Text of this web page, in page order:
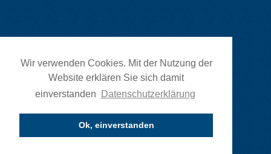
Wir verwenden Cookies. Mit der Nutzung der
Website erklären Sie sich damit
einverstanden
Datenschutzerklärung
Ok, einverstanden